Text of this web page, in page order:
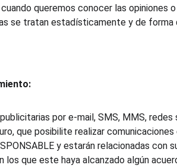
queremos conocer las opiniones
se tratan estadísticamente y de forma
por e-mail, SMS, MMS,
que posibilite realizar comunicaciones
y estarán relacionadas con
que este haya alcanzado algún